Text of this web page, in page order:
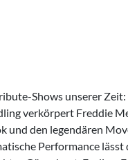
Shows unserer Zeit:
verkörpert Freddie
und den legendären
Performance lässt